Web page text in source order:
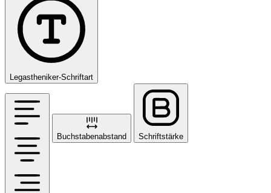
Legastheniker-Schriftart
Buchstabenabstand Schriftstärke